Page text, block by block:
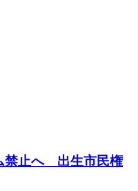
禁止へ 出生市民権